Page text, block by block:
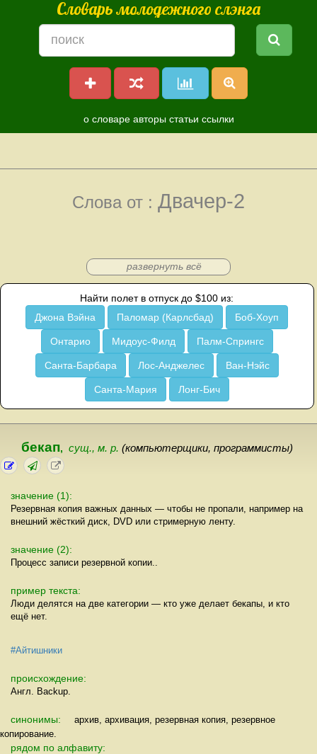
Словарь молодежного слэнга
о словаре авторы статьи ссылки
Слова от : Двачер-2
развернуть всё
Найти полет в отпуск до $100 из:
Джона Вэйна
Паломар (Карлсбад) Боб-Хоуп
Онтарио Мидоус-Филд Палм-Спрингс
Санта-Барбара Лос-Анджелес Ван-Нэйс
Санта-Мария Лонг-Бич
бекап, сущ., м. р. (компьютерщики, программисты)
значение (1):
Резервная копия важных данных — чтобы не пропали, например на
внешний жёсткий диск, DVD или стримерную ленту.
значение (2):
Процесс записи резервной копии..
пример текста:
Люди делятся на две категории — кто уже делает бекапы, и кто
ещё нет.
#Айтишники
происхождение:
Англ. Backup.
синонимы:
архив, архивация, резервная копия, резервное
копирование.
рядом по алфавиту: